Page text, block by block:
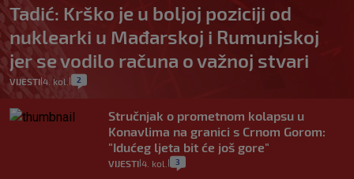
Tadić: Krško je u boljoj poziciji od
nuklearki u Mađarskoj i Rumunjskoj
jer se vodilo računa o važnoj stvari
VIJESTI|4. kol. 2
Stručnjak o prometnom kolapsu u
Konavlima na granici s Crnom Gorom:
"Idućeg ljeta bit će još gore"
VIJESTI 4. kol. 3